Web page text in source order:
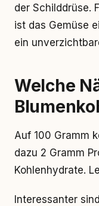
der Schilddrüse.
ist das Gemüse
ein
Welche
Auf 100 Gramm
dazu 2 Gramm
Kohlenhydrate.
Interessanter